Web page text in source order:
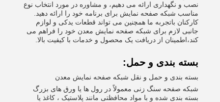
نصب و نگهداری ارائه می دهیم، و مشاوره در مورد انتخاب نوع
مناسب شبکه صفحه نمایش برای برنامه خود را ارائه دهید.
کارکنان باتجربه ما همچنین می تواند قطعات یدکی و لوازم
جانبی لازم برای شبکه صفحه نمایش معدن خود را فراهم می
کند،اطمینان از دریافت یک محصول و خدمات با کیفیت بالا.
بسته بندی و حمل:
بسته بندی و حمل و نقل شبکه صفحه نمایش معدن
شبکه صفحه سنگ زنی معمولاً در رول ها یا ورق های بزرگ
بسته بندی شده و با مواد محافظتی مانند پلاستیک ، کاغذ یا